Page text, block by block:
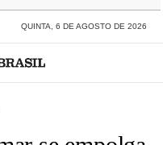
QUINTA, 6 DE AGOSTO DE 2026